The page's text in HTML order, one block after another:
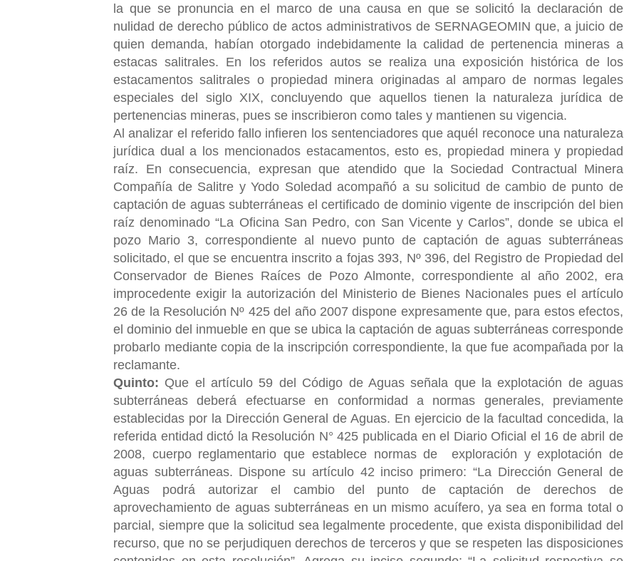
la que se pronuncia en el marco de una causa en que se solicitó la declaración de
nulidad de derecho público de actos administrativos de SERNAGEOMIN que, a juicio de
quien demanda, habían otorgado indebidamente la calidad de pertenencia mineras a
estacas salitrales. En los referidos autos se realiza una exposición histórica de los
estacamentos salitrales o propiedad minera originadas al amparo de normas legales
especiales del siglo XIX, concluyendo que aquellos tienen la naturaleza jurídica de
pertenencias mineras, pues se inscribieron como tales y mantienen su vigencia.
Al analizar el referido fallo infieren los sentenciadores que aquél reconoce una naturaleza
jurídica dual a los mencionados estacamentos, esto es, propiedad minera y propiedad
raíz. En consecuencia, expresan que atendido que la Sociedad Contractual Minera
Compañía de Salitre y Yodo Soledad acompañó a su solicitud de cambio de punto de
captación de aguas subterráneas elcertificado de dominio vigente de inscripción del bien
raíz denominado “La Oficina San Pedro, con San Vicente y Carlos”, donde se ubica el
pozo Mario 3, correspondiente al nuevo punto de captación de aguas subterráneas
solicitado, el que se encuentra inscrito a fojas 393, Nº 396, del Registro de Propiedad del
Conservador de Bienes Raíces de Pozo Almonte, correspondiente al año 2002, era
improcedente exigir la autorización del Ministerio de Bienes Nacionales pues el artículo
26 de la Resolución Nº 425 del año 2007 dispone expresamente que, para estos efectos,
el dominio del inmueble en que se ubica la captación de aguas subterráneas corresponde
probarlo mediante copia de la inscripción correspondiente, la que fue acompañada por la
reclamante.
Quinto: Que el artículo 59 del Código de Aguas señala que la explotación de aguas
subterráneas deberá efectuarse en conformidad a normas generales, previamente
establecidas por la Dirección General de Aguas. En ejercicio de la facultad concedida, la
referida entidad dictó la Resolución N° 425 publicada en el Diario Oficial el 16 de abril de
2008, cuerpo reglamentario que establece normas de exploración y explotación de
aguas subterráneas. Dispone su artículo 42 inciso primero: “La Dirección General de
Aguas podrá autorizar el cambio del punto de captación de derechos de
aprovechamiento de aguas subterráneas en un mismo acuífero, ya sea en forma total o
parcial, siempre que la solicitud sea legalmente procedente, que exista disponibilidad del
recurso, que no se perjudiquen derechos de terceros y que se respeten las disposiciones